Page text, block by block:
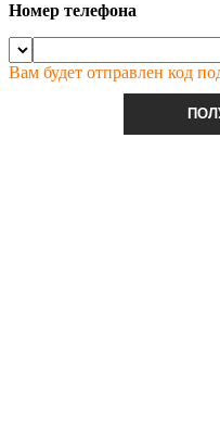
Номер телефона
Вам будет отправлен код